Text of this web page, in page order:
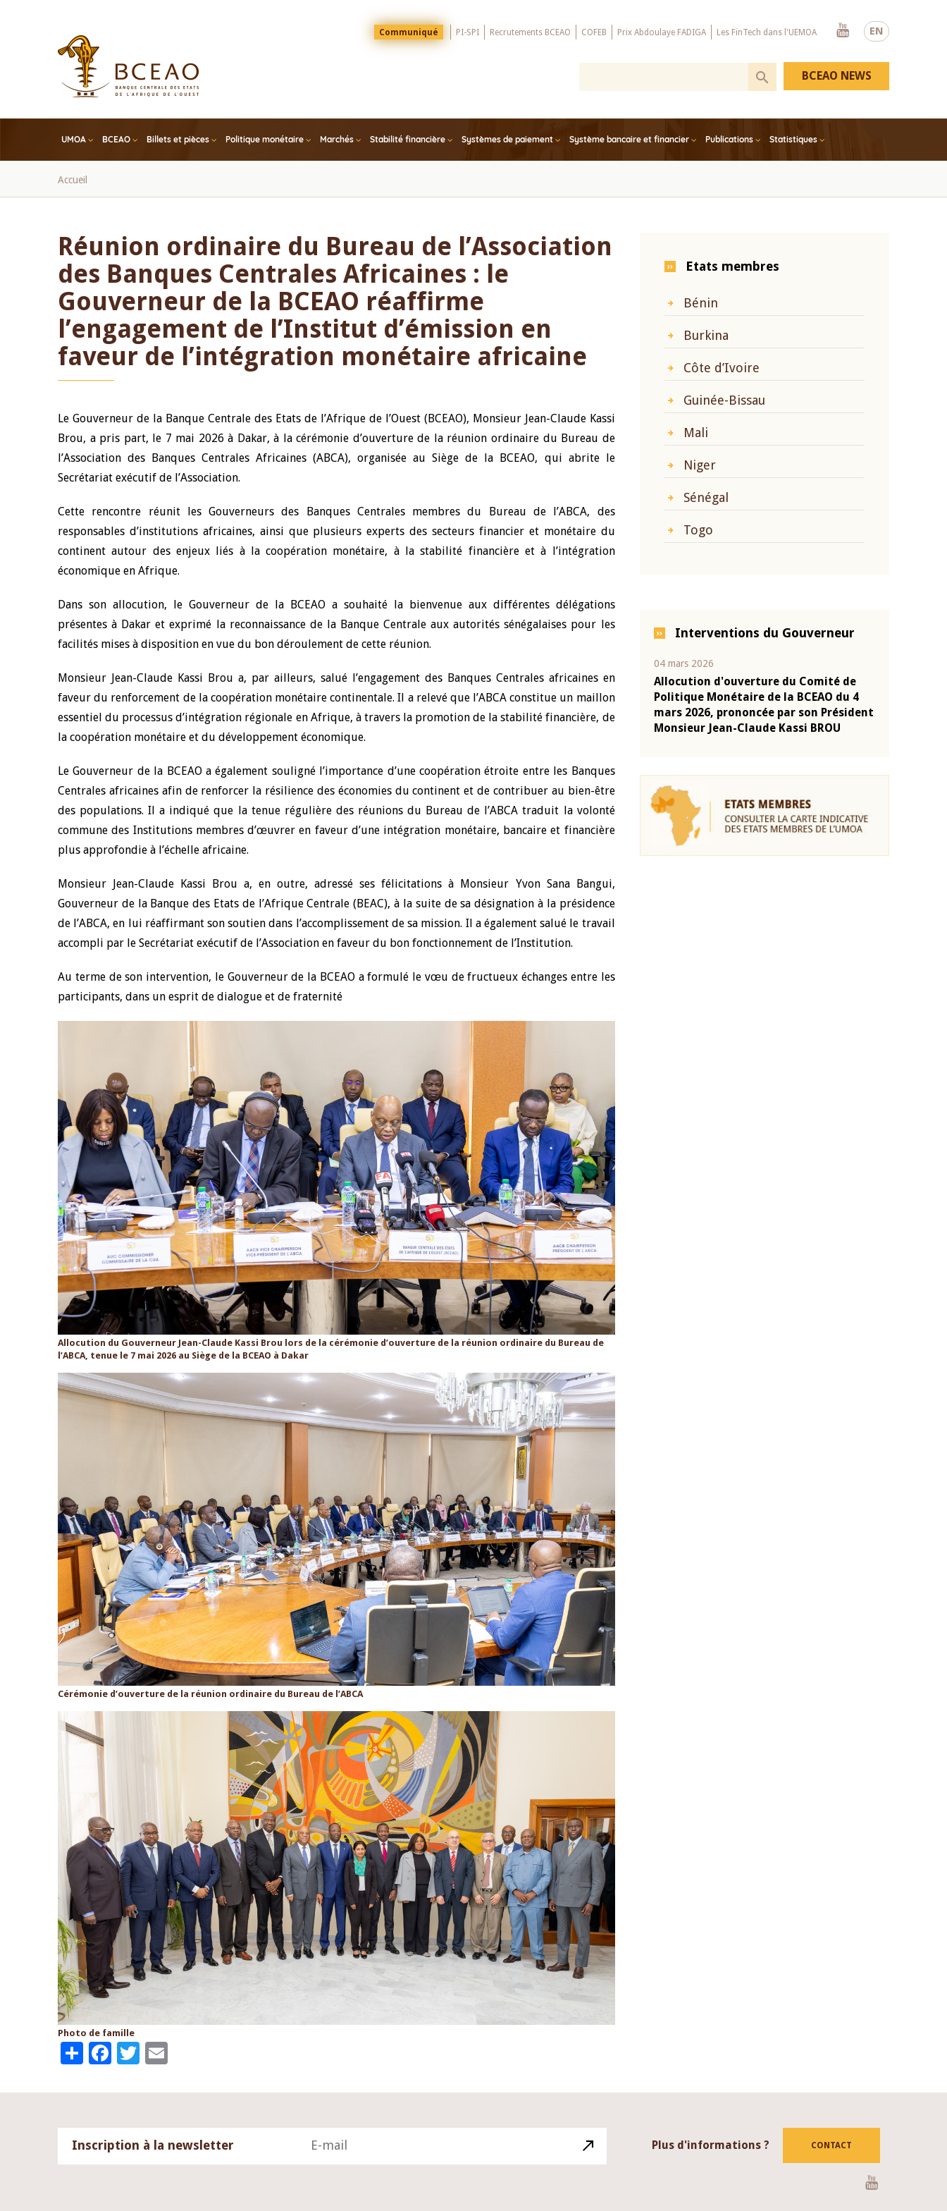
EN
Menu
Top
Communiqué PI-SPI Recrutements BCEAO COFEB Prix Abdoulaye FADIGA Les FinTech dans l'UEMOA
Youtube
UMOA BCEAO Billets et pièces Politique monétaire Marchés Stabilité financière Systèmes de paiement Système bancaire et financier Publications Statistiques
BCEAO NEWS
Fil
Accueil
Réunion ordinaire du Bureau de l’Association
des Banques Centrales Africaines : le
Gouverneur de la BCEAO réaffirme
l’engagement de l’Institut d’émission en
faveur de l’intégration monétaire africaine
Le Gouverneur de la Banque Centrale des Etats de l’Afrique de l’Ouest (BCEAO), Monsieur Jean-Claude Kassi
Brou, a pris part, le 7 mai 2026 à Dakar, à la cérémonie d’ouverture de la réunion ordinaire du Bureau de
l’Association des Banques Centrales Africaines (ABCA), organisée au Siège de la BCEAO, qui abrite le
Secrétariat exécutif de l’Association.
Cette rencontre réunit les Gouverneurs des Banques Centrales membres du Bureau de l’ABCA, des
responsables d’institutions africaines, ainsi que plusieurs experts des secteurs financier et monétaire du
continent autour des enjeux liés à la coopération monétaire, à la stabilité financière et à l’intégration
économique en Afrique.
Dans son allocution, le Gouverneur de la BCEAO a souhaité la bienvenue aux différentes délégations
présentes à Dakar et exprimé la reconnaissance de la Banque Centrale aux autorités sénégalaises pour les
facilités mises à disposition en vue du bon déroulement de cette réunion.
Monsieur Jean-Claude Kassi Brou a, par ailleurs, salué l’engagement des Banques Centrales africaines en
faveur du renforcement de la coopération monétaire continentale. Il a relevé que l’ABCA constitue un maillon
essentiel du processus d’intégration régionale en Afrique, à travers la promotion de la stabilité financière, de
la coopération monétaire et du développement économique.
Le Gouverneur de la BCEAO a également souligné l’importance d’une coopération étroite entre les Banques
Centrales africaines afin de renforcer la résilience des économies du continent et de contribuer au bien-être
des populations. Il a indiqué que la tenue régulière des réunions du Bureau de l’ABCA traduit la volonté
commune des Institutions membres d’œuvrer en faveur d’une intégration monétaire, bancaire et financière
plus approfondie à l’échelle africaine.
Monsieur Jean-Claude Kassi Brou a, en outre, adressé ses félicitations à Monsieur Yvon Sana Bangui,
Gouverneur de la Banque des Etats de l’Afrique Centrale (BEAC), à la suite de sa désignation à la présidence
de l’ABCA, en lui réaffirmant son soutien dans l’accomplissement de sa mission. Il a également salué le travail
accompli par le Secrétariat exécutif de l’Association en faveur du bon fonctionnement de l’Institution.
Au terme de son intervention, le Gouverneur de la BCEAO a formulé le vœu de fructueux échanges entre les
participants, dans un esprit de dialogue et de fraternité
Allocution du Gouverneur Jean-Claude Kassi Brou lors de la cérémonie d’ouverture de la réunion ordinaire du Bureau de
l’ABCA, tenue le 7 mai 2026 au Siège de la BCEAO à Dakar
Cérémonie d’ouverture de la réunion ordinaire du Bureau de l’ABCA
Photo de famille
ShareFacebook
Twitter
Etats membres
Bénin
Burkina
Côte d’Ivoire
Guinée-Bissau
Mali
Niger
Sénégal
Togo
Interventions du Gouverneur
d'ouverture du Comité de
Monétaire de la BCEAO du 4
2026, prononcée par son Président
Jean-Claude Kassi BROU
Mot introductif du Gouverneur Jean-
Claude Kassi BROU lors de la cérémonie
de présentation du rapport annuel 2025
de la BCEAO
Allocution d'ouverture du Comité de
Politique Monétaire de la BCEAO du 10
juin 2026, prononcée par son Président
04 mars 2026
Allocution d'ouverture du Comité de
Politique Monétaire de la BCEAO du 4
mars 2026, prononcée par son Président
Monsieur Jean-Claude Kassi BROU
Inscription à la newsletter Plus d'informations ? CONTACT